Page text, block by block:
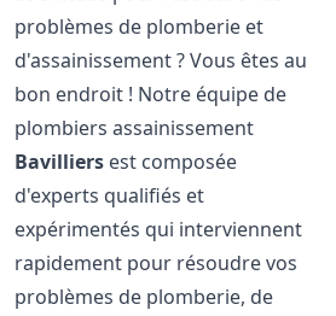
problèmes de plomberie et
d'assainissement ? Vous êtes au
bon endroit ! Notre équipe de
plombiers assainissement
Bavilliers est composée
d'experts qualifiés et
expérimentés qui interviennent
rapidement pour résoudre vos
problèmes de plomberie, de